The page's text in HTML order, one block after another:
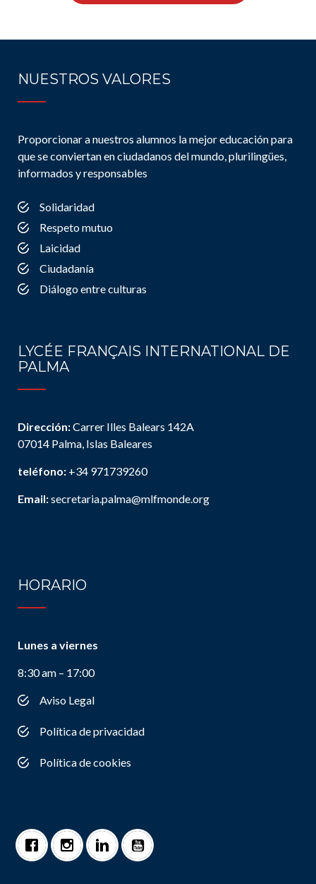
NUESTROS VALORES
Proporcionar a nuestros alumnos la mejor educación para
que se conviertan en ciudadanos del mundo, plurilingües,
informados y responsables
Solidaridad
Respeto mutuo
Laicidad
Ciudadanía
Diálogo entre culturas
LYCÉE FRANÇAIS INTERNATIONAL DE
PALMA
Dirección:Carrer Illes Balears 142A
07014 Palma, Islas Baleares
teléfono: +34 971739260
Email:secretaria.palma@mlfmonde.org
HORARIO
Lunes a viernes
8:30 am – 17:00
Aviso Legal
Política de privacidad
Política de cookies